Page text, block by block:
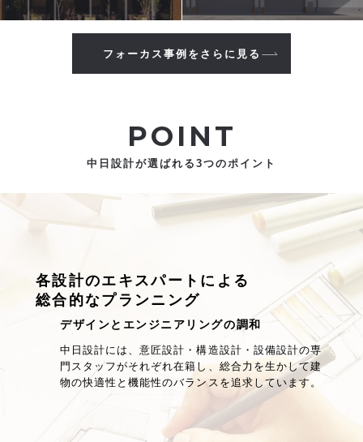
フォーカス事例をさらに見る
POINT
中日設計が選ばれる3つのポイント
各設計のエキスパートによる
総合的なプランニング
デザインとエンジニアリングの調和
中日設計には、意匠設計・構造設計・設備設計の専
門スタッフがそれぞれ在籍し、総合力を生かして建
物の快適性と機能性のバランスを追求しています。